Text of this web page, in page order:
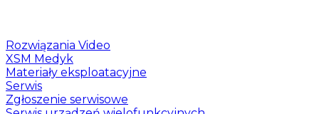
Rozwiązania Video
XSM Medyk
Materiały eksploatacyjne
Serwis
Zgłoszenie serwisowe